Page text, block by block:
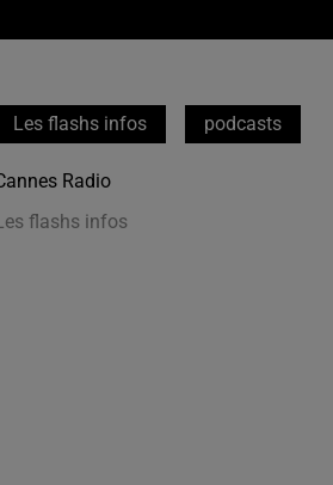
Les flashs infos podcasts
Radio
flashs infos